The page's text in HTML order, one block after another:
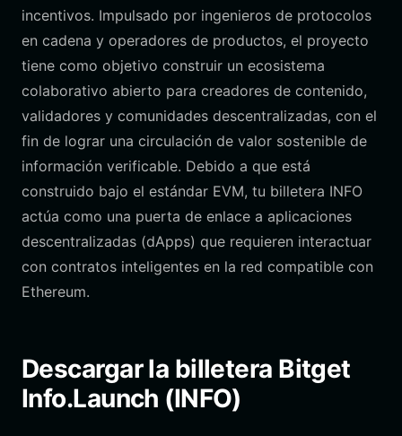
incentivos. Impulsado por ingenieros de protocolos
en cadena y operadores de productos, el proyecto
tiene como objetivo construir un ecosistema
colaborativo abierto para creadores de contenido,
validadores y comunidades descentralizadas, con el
fin de lograr una circulación de valor sostenible de
información verificable. Debido a que está
construido bajo el estándar EVM, tu billetera INFO
actúa como una puerta de enlace a aplicaciones
descentralizadas (dApps) que requieren interactuar
con contratos inteligentes en la red compatible con
Ethereum.
Descargar la billetera Bitget
Info.Launch (INFO)